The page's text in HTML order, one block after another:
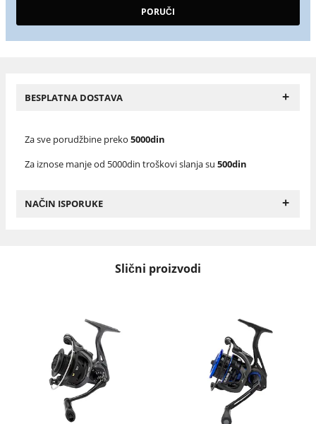
BESPLATNA DOSTAVA +
Za sve porudžbine preko 5000din
Za iznose manje od 5000din troškovi slanja su 500din
NAČIN ISPORUKE +
Slični proizvodi